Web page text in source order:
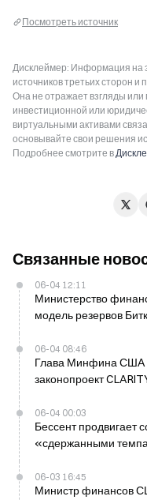
Посмотреть источник
Дисклеймер: Информация на
источников третьих сторон
Она не отражает взгляды
инвестиционной или
виртуальными активами
основывайте свои решения
Подробнее смотрите в
Связанные
06-04 12:11
Министерство
модель резервов
06-04 08:46
Глава Минфина США
законопроект
06-04 00:03
Бессент продвигает
«сдержанными
06-03 16:45
Министр финансов